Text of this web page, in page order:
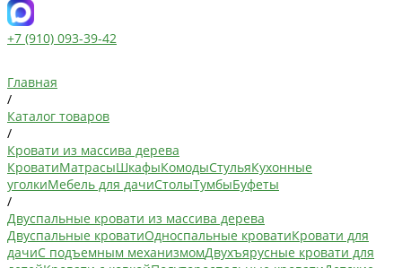
+7 (910) 093-39-42
Главная
/
Каталог товаров
/
Кровати из массива дерева
КроватиМатрасыШкафыКомодыСтульяКухонные
уголкиМебель для дачиСтолыТумбыБуфеты
/
Двуспальные кровати из массива дерева
Двуспальные кроватиОдноспальные кроватиКровати для
дачиС подъемным механизмомДвухъярусные кровати для